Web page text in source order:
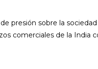
presión sobre la
comerciales de la India